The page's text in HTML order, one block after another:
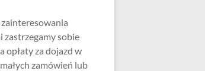
zastrzegamy sobie
opłaty za dojazd w
zamówień lub